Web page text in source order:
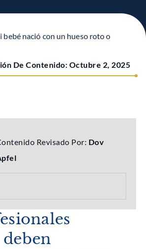
bebé nació con un hueso roto o
De Contenido: Octubre 2, 2025
Revisado Por: Dov